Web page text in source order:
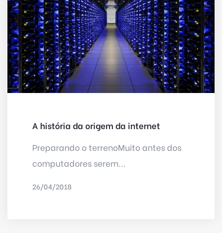
A história da origem da internet
Preparando o terrenoMuito antes dos
computadores serem...
26/04/2018